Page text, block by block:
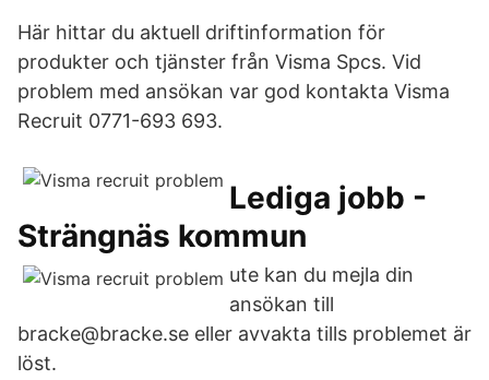
Här hittar du aktuell driftinformation för
produkter och tjänster från Visma Spcs. Vid
problem med ansökan var god kontakta Visma
Recruit 0771-693 693.
Lediga jobb -
Strängnäs kommun
ute kan du mejla din
ansökan till
bracke@bracke.se eller avvakta tills problemet är
löst.